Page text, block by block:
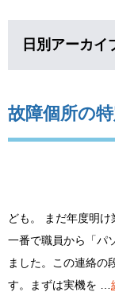
日別アーカイ
故障個所の
ども。 まだ年度明
一番で職員から「パ
ました。この連絡の
す。まずは実機を …